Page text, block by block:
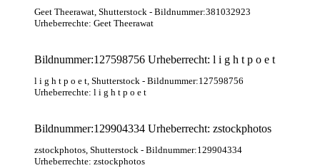
Geet Theerawat, Shutterstock - Bildnummer:381032923
Urheberrechte: Geet Theerawat
Bildnummer:127598756 Urheberrecht: l i g h t p o e t
l i g h t p o e t, Shutterstock - Bildnummer:127598756
Urheberrechte: l i g h t p o e t
Bildnummer:129904334 Urheberrecht: zstockphotos
zstockphotos, Shutterstock - Bildnummer:129904334
Urheberrechte: zstockphotos